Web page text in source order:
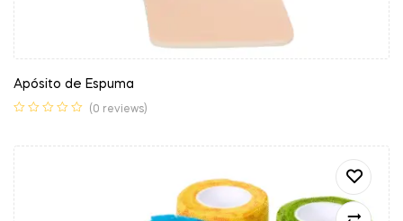
Apósito de Espuma
(0 reviews)